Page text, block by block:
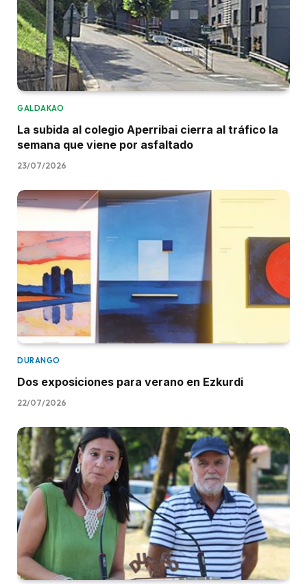
GALDAKAO
La subida al colegio Aperribai cierra al tráfico la
semana que viene por asfaltado
23/07/2026
DURANGO
Dos exposiciones para verano en Ezkurdi
22/07/2026